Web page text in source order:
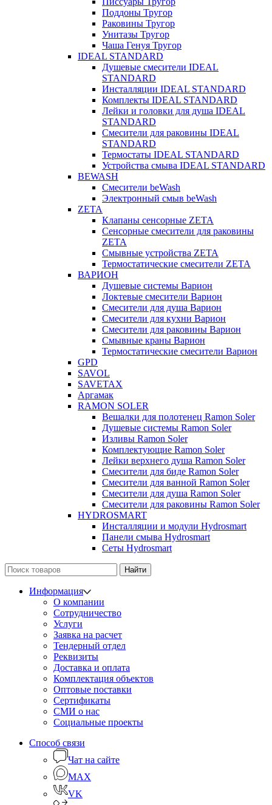
Поддоны Тругор
Раковины Тругор
Унитазы Тругор
Чаша Генуя Тругор
IDEAL STANDARD
Душевые смесители IDEAL
STANDARD
Инсталляции IDEAL STANDARD
Комплекты IDEAL STANDARD
Лейки и головки для душа IDEAL
STANDARD
Смесители для раковины IDEAL
STANDARD
Термостаты IDEAL STANDARD
Устройства смыва IDEAL STANDARD
BEWASH
Смесители beWash
Электронный смыв beWash
ZETA
Клапаны сенсорные ZETA
Сенсорные смесители для раковины
ZETA
Смывные устройства ZETA
Термостатические смесители ZETA
ВАРИОН
Душевые системы Варион
Локтевые смесители Варион
Смесители для душа Варион
Смесители для кухни Варион
Смесители для раковины Варион
Смывные краны Варион
Термостатические смесители Варион
GPD
SAVOL
SAVETAX
Аргамак
RAMON SOLER
Вешалки для полотенец Ramon Soler
Душевые системы Ramon Soler
Изливы Ramon Soler
Комплектующие Ramon Soler
Лейки верхнего душа Ramon Soler
Смесители для биде Ramon Soler
Смесители для ванной Ramon Soler
Смесители для душа Ramon Soler
Смесители для раковины Ramon Soler
HYDROSMART
Инсталляции и модули Hydrosmart
Панели смыва Hydrosmart
Сеты Hydrosmart
Найти
Информация
О компании
Сотрудничество
Услуги
Заявка на расчет
Тендерный отдел
Реквизиты
Доставка и оплата
Комплектация объектов
Оптовые поставки
Сертификаты
СМИ о нас
Социальные проекты
Способ связи
Чат на сайте
MAX
VK